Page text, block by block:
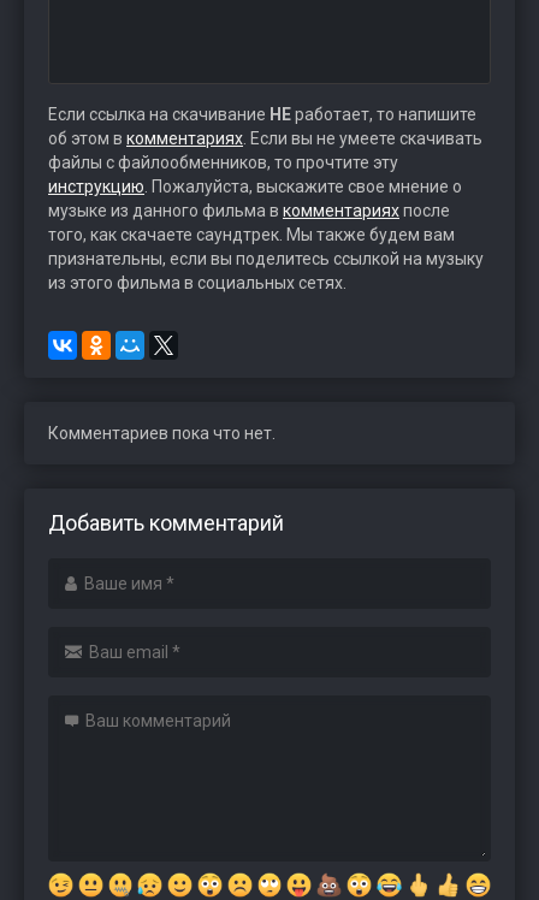
Если ссылка на скачивание НЕработает, то напишите
об этом в комментариях . Если вы не умеете скачивать
файлы с файлообменников, то прочтите эту
инструкцию . Пожалуйста, выскажите свое мнение о
музыке из данного фильма в комментарияхпосле
того, как скачаете саундтрек. Мы также будем вам
признательны, если вы поделитесь ссылкой на музыку
из этого фильма в социальных сетях.
Комментариев пока что нет.
Добавить комментарий